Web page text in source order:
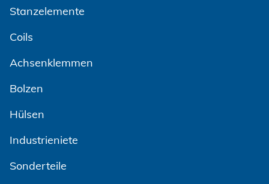
Stanzelemente
Coils
Achsenklemmen
Bolzen
Hülsen
Industrieniete
Sonderteile